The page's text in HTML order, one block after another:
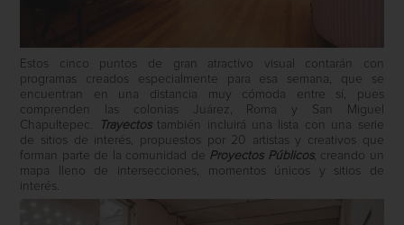
Estos cinco puntos de gran atractivo visual contarán con
programas creados especialmente para esa semana, que se
encuentran en una distancia muy cómoda entre sí, pues
comprenden las colonias Juárez, Roma y San Miguel
Chapultepec.
Trayectostambién incluirá una lista con una serie
de sitios de interés, propuestos por 20 artistas y creativos que
forman parte de la comunidad de Proyectos Públicos, creando un
mapa lleno de intersecciones, momentos únicos y sitios de
interés.